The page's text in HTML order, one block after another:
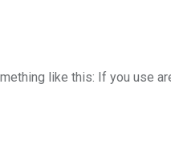
like this: If you use